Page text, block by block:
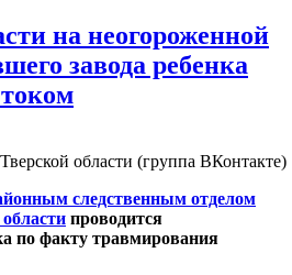
на неогороженной
завода ребенка
области (группа ВКонтакте)
следственным отделом
проводится
по факту травмирования